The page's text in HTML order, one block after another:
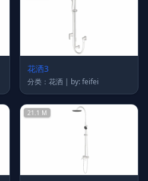
花洒3
分类：花洒 | by: feifei
21.1 M